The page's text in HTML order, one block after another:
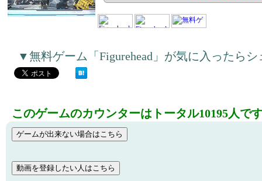
▼無料ゲーム「Figurehead」が気に入ったら
このゲームのカウンターはトータル10195人で